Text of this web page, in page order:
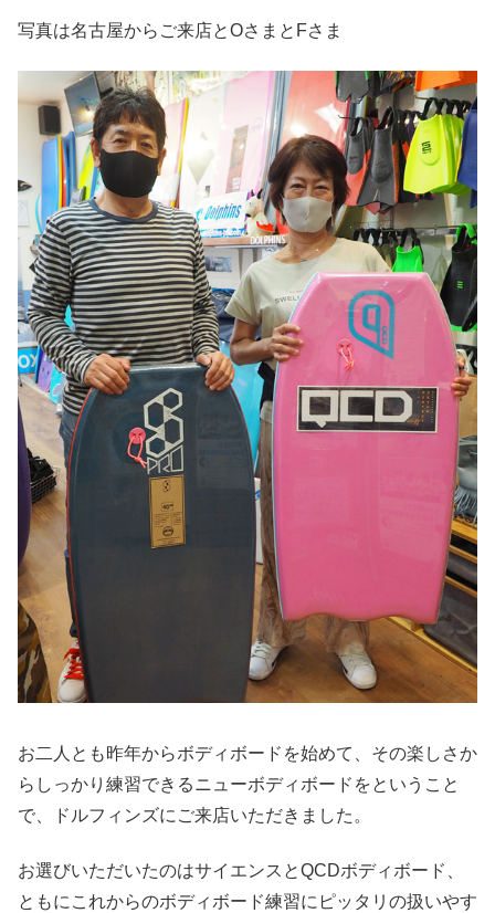
写真は名古屋からご来店とOさまとFさま
お二人とも昨年からボディボードを始めて、その楽しさか
らしっかり練習できるニューボディボードをということ
で、ドルフィンズにご来店いただきました。
お選びいただいたのはサイエンスとQCDボディボード、
ともにこれからのボディボード練習にピッタリの扱いやす